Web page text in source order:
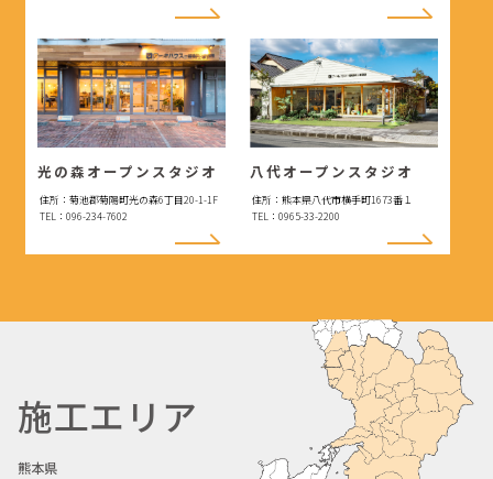
光の森オープンスタジオ
住所：菊池郡菊陽町光の森6丁目20-1-1F
TEL：096-234-7602
八代オープンスタジオ
住所：熊本県八代市横手町1673番１
TEL：0965-33-2200
施工エリア
熊本県